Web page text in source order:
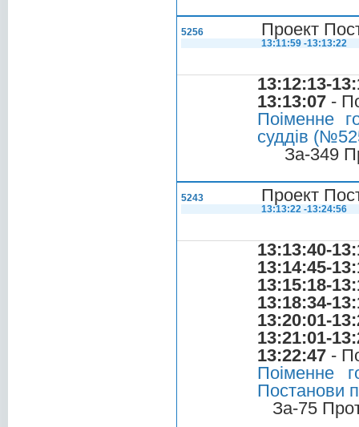
5256 Проект
13:11:59 -13:13:22
13:12:13-
13:13:07 -
Поіменне
суддів
За-349
5243 Проект
13:13:22 -13:24:56
13:13:40-
13:14:45-
13:15:18-
13:18:34-
13:20:01-
13:21:01-
13:22:47 -
Поіменне
Постанови
За-75